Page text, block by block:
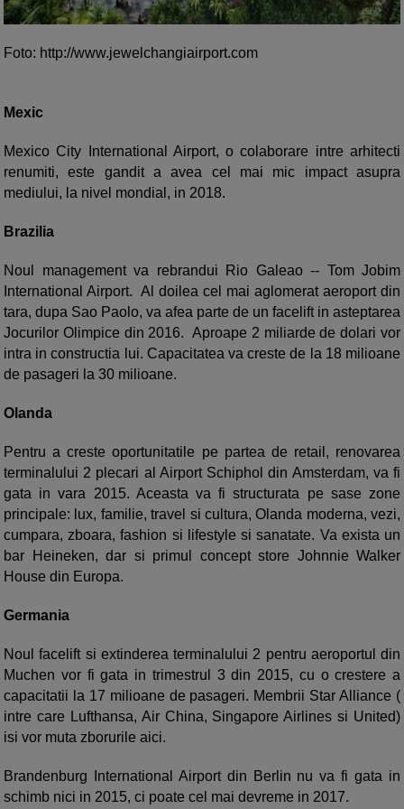
Foto: http://www.jewelchangiairport.com
Mexic
Mexico City International Airport, o colaborare intre arhitecti
renumiti, este gandit a avea cel mai mic impact asupra
mediului, la nivel mondial, in 2018.
Brazilia
Noul management va rebrandui Rio Galeao -- Tom Jobim
International Airport. Al doilea cel mai aglomerat aeroport din
tara, dupa Sao Paolo, va afea parte de un facelift in asteptarea
Jocurilor Olimpice din 2016. Aproape 2 miliarde de dolari vor
intra in constructia lui. Capacitatea va creste de la 18 milioane
de pasageri la 30 milioane.
Olanda
Pentru a creste oportunitatile pe partea de retail, renovarea
terminalului 2 plecari al Airport Schiphol din Amsterdam, va fi
gata in vara 2015. Aceasta va fi structurata pe sase zone
principale: lux, familie, travel si cultura, Olanda moderna, vezi,
cumpara, zboara, fashion si lifestyle si sanatate. Va exista un
bar Heineken, dar si primul concept store Johnnie Walker
House din Europa.
Germania
Noul facelift si extinderea terminalului 2 pentru aeroportul din
Muchen vor fi gata in trimestrul 3 din 2015, cu o crestere a
capacitatii la 17 milioane de pasageri. Membrii Star Alliance (
intre care Lufthansa, Air China, Singapore Airlines si United)
isi vor muta zborurile aici.
Brandenburg International Airport din Berlin nu va fi gata in
schimb nici in 2015, ci poate cel mai devreme in 2017.